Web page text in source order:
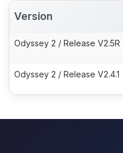
Version
Odyssey 2 / Release V2.5R
Odyssey 2 / Release V2.4.1